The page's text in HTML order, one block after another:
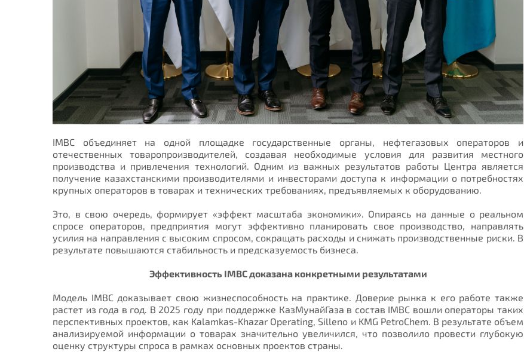
IMBC объединяет на одной площадке государственные органы, нефтегазовых операторов и
отечественных товаропроизводителей, создавая необходимые условия для развития местного
производства и привлечения технологий. Одним из важных результатов работы Центра является
получение казахстанскими производителями и инвесторами доступа к информации о потребностях
крупных операторов в товарах и технических требованиях, предъявляемых к оборудованию.
Это, в свою очередь, формирует «эффект масштаба экономики». Опираясь на данные о реальном
спросе операторов, предприятия могут эффективно планировать свое производство, направлять
усилия на направления с высоким спросом, сокращать расходы и снижать производственные риски. В
результате повышаются стабильность и предсказуемость бизнеса.
Эффективность IMBC доказана конкретными результатами
Модель IMBC доказывает свою жизнеспособность на практике. Доверие рынка к его работе также
растет из года в год. В 2025 году при поддержке КазМунайГаза в состав IMBC вошли операторы таких
перспективных проектов, как Kalamkas-Khazar Operating, Silleno и KMG PetroChem. В результате объем
анализируемой информации о товарах значительно увеличился, что позволило провести глубокую
оценку структуры спроса в рамках основных проектов страны.